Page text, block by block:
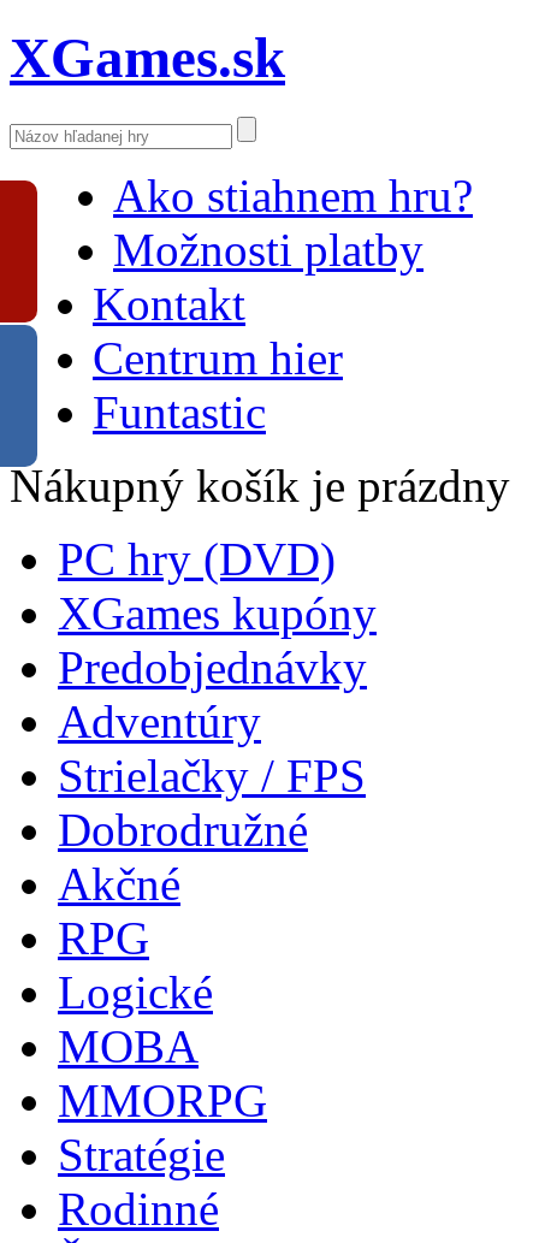
XGames.sk
Ako stiahnem hru?
Možnosti platby
Kontakt
Centrum hier
Funtastic
Nákupný košík je prázdny
PC hry (DVD)
XGames kupóny
Predobjednávky
Adventúry
Strielačky / FPS
Dobrodružné
Akčné
RPG
Logické
MOBA
MMORPG
Stratégie
Rodinné